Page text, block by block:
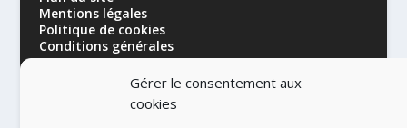
Gérer le consentement aux
cookies
Mentions légales
Politique de cookies
Conditions générales